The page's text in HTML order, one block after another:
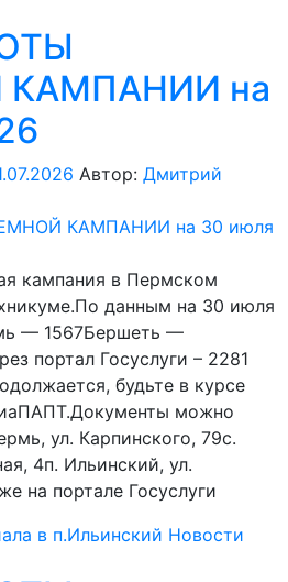
на
Автор: Дмитрий
кампания в Пермском
данным на 30 июля
— 1567Бершеть —
портал Госуслуги – 2281
будьте в курсе
можно
ул. Карпинского, 79с.
4п. Ильинский, ул.
на портале Госуслуги
в п.Ильинский Новости